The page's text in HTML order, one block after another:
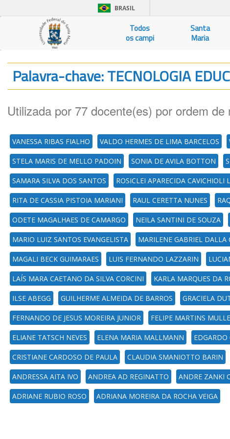
BRASIL
Todos
os campi
Santa
Maria
Palavra-chave: TECNOLOGIA
Utilizada por 77 docente(es) por ordem de
VANESSA RIBAS FIALHO VALDO HERMES DE LIMA BARCELOS
STELA MARIS DE MELLO PADOIN SONIA DE AVILA BOTTON
SAMARA SILVA DOS SANTOS ROSICLEI APARECIDA CAVICHIOLI
RITA DE CASSIA PISTOIA MARIANI RAUL CERETTA NUNES
ODETE MAGALHAES DE CAMARGO NEILA SANTINI DE SOUZA
MARIO LUIZ SANTOS EVANGELISTA MARILENE GABRIEL DALLA
MAGALI BECK GUIMARAES LUIS FERNANDO LAZZARIN
LAÍS MARA CAETANO DA SILVA CORCINI KARLA MARQUES DA
ILSE ABEGG GUILHERME ALMEIDA DE BARROS GRACIELA
FERNANDO DE JESUS MOREIRA JUNIOR FELIPE MARTINS
ELIANE TATSCH NEVES ELENA MARIA MALLMANN EDGARDO
CRISTIANE CARDOSO DE PAULA CLAUDIA SMANIOTTO BARIN
ANDRESSA AITA IVO ANDREA AD REGINATTO ANDRE ZANKI
ADRIANE RUBIO ROSO ADRIANA MOREIRA DA ROCHA VEIGA